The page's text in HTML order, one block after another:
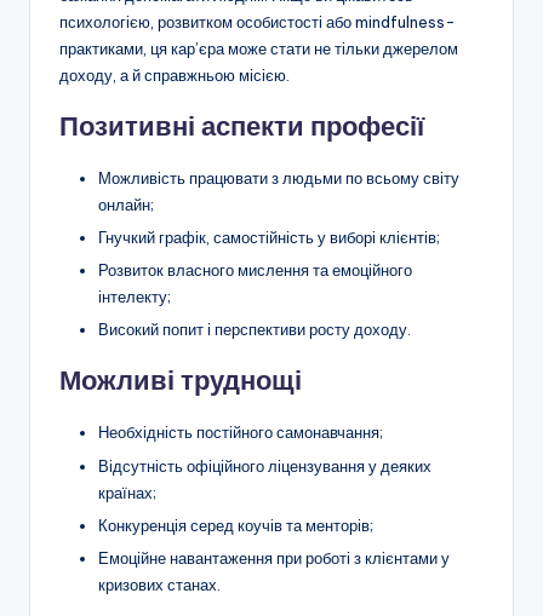
психологією, розвитком особистості або mindfulness-
практиками, ця кар’єра може стати не тільки джерелом
доходу, а й справжньою місією.
Позитивні аспекти професії
Можливість працювати з людьми по всьому світу
онлайн;
Гнучкий графік, самостійність у виборі клієнтів;
Розвиток власного мислення та емоційного
інтелекту;
Високий попит і перспективи росту доходу.
Можливі труднощі
Необхідність постійного самонавчання;
Відсутність офіційного ліцензування у деяких
країнах;
Конкуренція серед коучів та менторів;
Емоційне навантаження при роботі з клієнтами у
кризових станах.